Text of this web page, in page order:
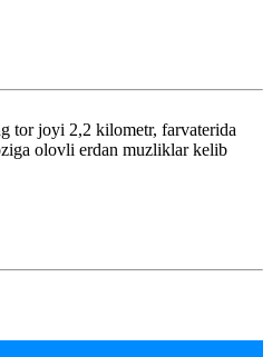
tor joyi 2,2 kilometr, farvaterida
olovli erdan muzliklar kelib